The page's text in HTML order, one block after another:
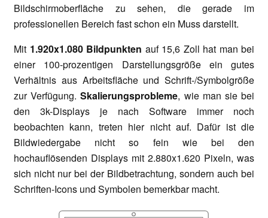
Bildschirmoberfläche zu sehen, die gerade im
professionellen Bereich fast schon ein Muss darstellt.
Mit 1.920x1.080 Bildpunkten auf 15,6 Zoll hat man bei
einer 100-prozentigen Darstellungsgröße ein gutes
Verhältnis aus Arbeitsfläche und Schrift-/Symbolgröße
zur Verfügung.Skalierungsprobleme, wie man sie bei
den 3k-Displays je nach Software immer noch
beobachten kann, treten hier nicht auf. Dafür ist die
Bildwiedergabe nicht so fein wie bei den
hochauflösenden Displays mit 2.880x1.620 Pixeln, was
sich nicht nur bei der Bildbetrachtung, sondern auch bei
Schriften-Icons und Symbolen bemerkbar macht.